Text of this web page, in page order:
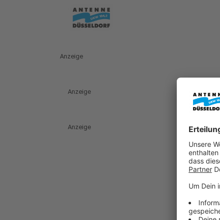
Anzeige
Anzeige
Anzeige